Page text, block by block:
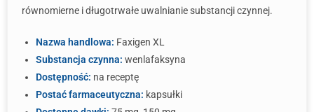
równomierne i długotrwałe uwalnianie substancji czynnej.
Nazwa handlowa: Faxigen XL
Substancja czynna: wenlafaksyna
Dostępność: na receptę
Postać farmaceutyczna: kapsułki